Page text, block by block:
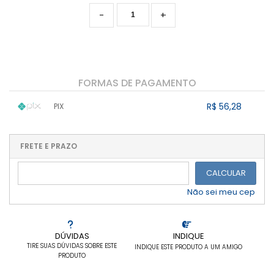
DÚVIDAS
TIRE SUAS DÚVIDAS SOBRE ESTE
PRODUTO
INDIQUE
INDIQUE ESTE PRODUTO A UM AMIGO
+
-
FORMAS DE PAGAMENTO
PIX R$ 56,28
...
....
FRETE E PRAZO
CALCULAR
Não sei meu cep
Apresentamos o caderno Bobbie Goods de colorir, uma
possui uma capa grossa e resistente, ideal para suportar